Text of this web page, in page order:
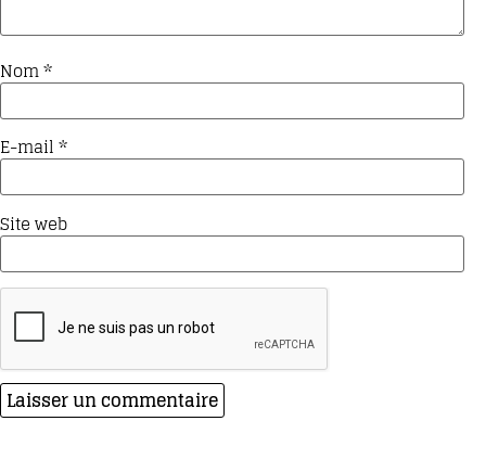
Nom*
E-mail*
Site web